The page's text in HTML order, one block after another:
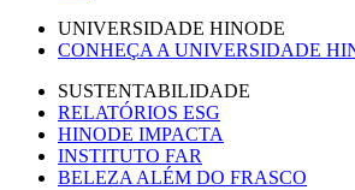
UNIVERSIDADE HINODE
CONHEÇA A UNIVERSIDADE
SUSTENTABILIDADE
RELATÓRIOS ESG
HINODE IMPACTA
INSTITUTO FAR
BELEZA ALÉM DO FRASCO